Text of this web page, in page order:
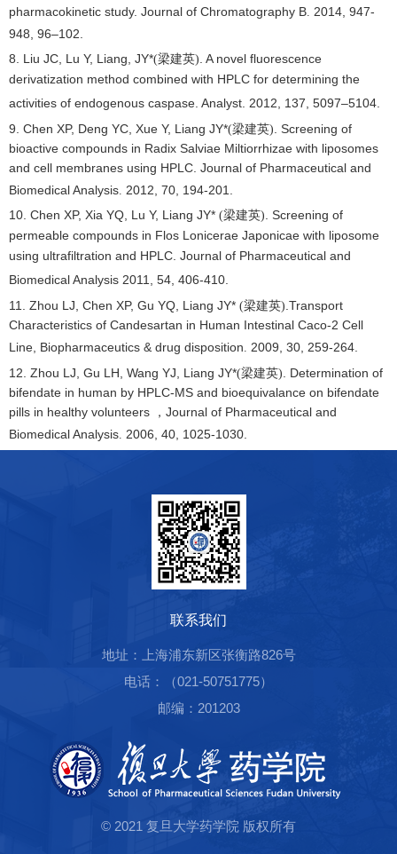
pharmacokinetic study. Journal of Chromatography B. 2014, 947-
948, 96–102.
8. Liu JC, Lu Y, Liang, JY*(梁建英) . A novel fluorescence
derivatization method combined with HPLC for determining the
activities of endogenous caspase. Analyst. 2012, 137, 5097–5104.
9. Chen XP, Deng YC, Xue Y, Liang JY*(梁建英) . Screening of
bioactive compounds in Radix Salviae Miltiorrhizae with liposomes
and cell membranes using HPLC. Journal of Pharmaceutical and
Biomedical Analysis. 2012 70 194-201.
10. Chen XP, Xia YQ, Lu Y, Liang JY* (梁建英) . Screening of
permeable compounds in Flos Lonicerae Japonicae with liposome
using ultrafiltration and HPLC. Journal of Pharmaceutical and
Biomedical Analysis 2011
54 406-410.
11. Zhou LJ, Chen XP, Gu YQ, Liang JY* (梁建英) .Transport
Characteristics of Candesartan in Human Intestinal Caco-2 Cell
Line, Biopharmaceutics & drug disposition. 2009 30 259-264.
12. Zhou LJ, Gu LH, Wang YJ, Liang JY*(梁建英) . Determination of
bifendate in human by HPLC-MS and bioequivalance on bifendate
pills in healthy volunteers
， Journal of Pharmaceutical and
Biomedical Analysis. 2006 40 1025-1030.
联系我们
地址：上海浦东新区张衡路826号
电话：（021-50751775）
邮编：201203
© 2021 复旦大学药学院 版权所有